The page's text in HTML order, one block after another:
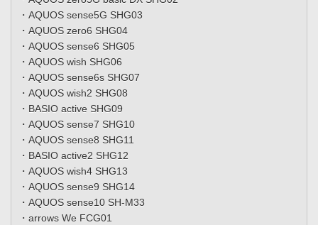
・AQUOS sense5G SHG03
・AQUOS zero6 SHG04
・AQUOS sense6 SHG05
・AQUOS wish SHG06
・AQUOS sense6s SHG07
・AQUOS wish2 SHG08
・BASIO active SHG09
・AQUOS sense7 SHG10
・AQUOS sense8 SHG11
・BASIO active2 SHG12
・AQUOS wish4 SHG13
・AQUOS sense9 SHG14
・AQUOS sense10 SH-M33
・arrows We FCG01